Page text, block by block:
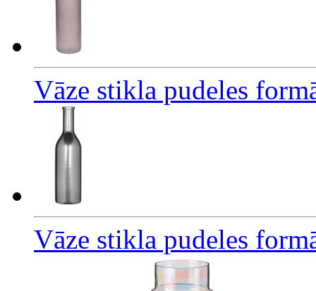
Vāze stikla pudeles
Vāze stikla pudeles